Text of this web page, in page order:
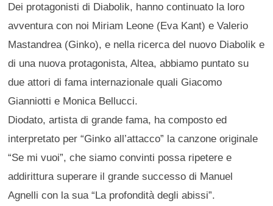
Dei protagonisti di Diabolik, hanno continuato la loro
avventura con noi Miriam Leone (Eva Kant) e Valerio
Mastandrea (Ginko), e nella ricerca del nuovo Diabolik e
di una nuova protagonista, Altea, abbiamo puntato su
due attori di fama internazionale quali Giacomo
Gianniotti e Monica Bellucci.
Diodato, artista di grande fama, ha composto ed
interpretato per “Ginko all’attacco” la canzone originale
“Se mi vuoi”, che siamo convinti possa ripetere e
addirittura superare il grande successo di Manuel
Agnelli con la sua “La profondità degli abissi”.